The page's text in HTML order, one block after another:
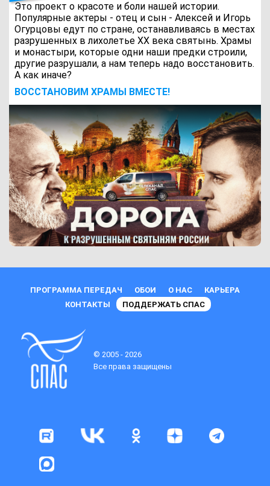
Это проект о красоте и боли нашей истории.
Популярные актеры - отец и сын - Алексей и Игорь
Огурцовы едут по стране, останавливаясь в местах
разрушенных в лихолетье ХХ века святынь. Храмы
и монастыри, которые одни наши предки строили,
другие разрушали, а нам теперь надо восстановить.
А как иначе?
ВОCСТАНОВИМ ХРАМЫ ВМЕСТЕ!
ПРОГРАММА ПЕРЕДАЧ ОБОИ О НАС
КАРЬЕРА
КОНТАКТЫ
ПОДДЕРЖАТЬ СПАС
© 2005 - 2026
Все права защищены